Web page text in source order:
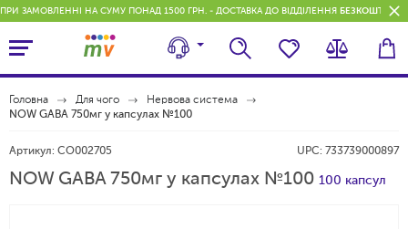
ПРИ ЗАМОВЛЕННІ НА СУМУ ПОНАД 1500 ГРН. - ДОСТАВКА ДО ВІДДІЛЕННЯ
Головна Для чого
Нервова система
NOW GABA 750мг у капсулах №100
Артикул: CO002705 UPC: 733739000897
NOW GABA 750мг у капсулах №100 100 капсул